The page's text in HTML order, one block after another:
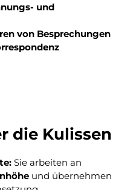
und
von Besprechungen
die Kulissen
Sie arbeiten an
und übernehmen